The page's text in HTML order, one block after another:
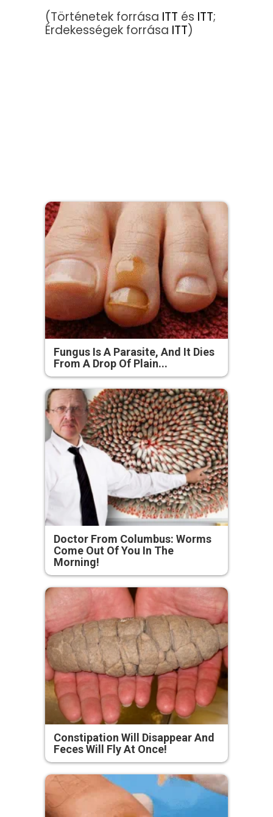
(Történetek forrása ITT és ITT;
Érdekességek forrása ITT)
Fungus Is A Parasite, And It Dies
From A Drop Of Plain...
Doctor From Columbus: Worms
Come Out Of You In The
Morning!
Constipation Will Disappear And
Feces Will Fly At Once!